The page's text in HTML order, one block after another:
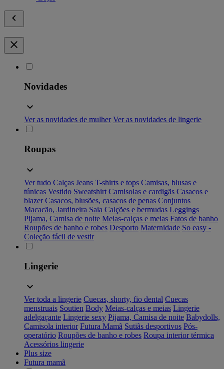
Novidades
Ver as novidades de mulher Ver as novidades de lingerie
Roupas
Ver tudo Calças Jeans T-shirts e tops Camisas, blusas e
túnicas Vestido Sweatshirt Camisolas e cardigãs Casacos e
blazer Casacos, blusões, casacos de penas Conjuntos
Macacão, Jardineira Saia Calções e bermudas Leggings
Pijama, Camisa de noite Meias-calças e meias Fatos de banho
Roupões de banho e robes Desporto Maternidade So easy -
Coleção fácil de vestir
Lingerie
Ver toda a lingerie Cuecas, shorty, fio dental Cuecas
menstruais Soutien Body Meias-calças e meias Lingerie
adelgaçante Lingerie sexy Pijama, Camisa de noite Babydolls,
Camisola interior Futura Mamã Sutiãs desportivos Pós-
operatório Roupões de banho e robes Roupa interior térmica
Acessórios lingerie
Plus size
Futura mamã